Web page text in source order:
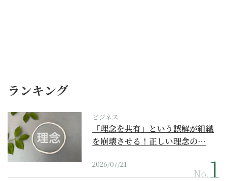
ランキング
ビジネス
「理念を共有」という誤解が組織
を崩壊させる！正しい理念の…
2026/07/21
No.